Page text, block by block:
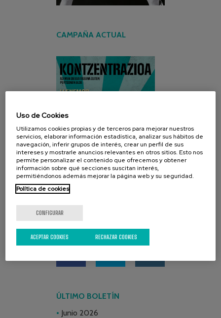
CAMPAÑA ACTUAL
ÚLTIMO BOLETÍN
Junio 2026
Uso de Cookies
Utilizamos cookies propias y de terceros para mejorar nuestros
servicios, elaborar información estadística, analizar sus hábitos de
navegación, inferir grupos de interés, crear un perfil de sus
intereses y mostrarle anuncios relevantes en otros sitios. Esto nos
permite personalizar el contenido que ofrecemos y obtener
información sobre qué secciones suscitan interés,
permitiéndonos además mejorar la página web y su seguridad.
Política de cookies
CONFIGURAR
RECHAZAR COOKIES
ACEPTAR COOKIES